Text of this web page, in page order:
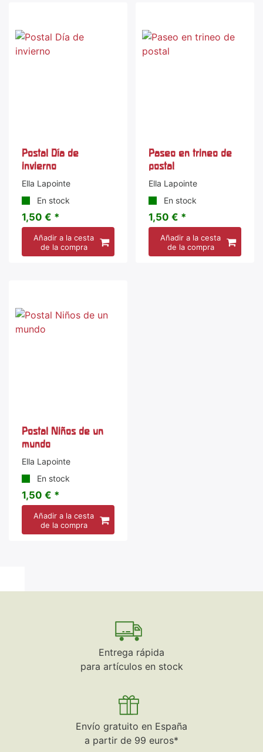
Postal Día de
invierno
Ella Lapointe
En stock
1,50 € *
Añadir a la cesta
de la compra
Paseo en trineo de
postal
Ella Lapointe
En stock
1,50 € *
Añadir a la cesta
de la compra
Postal Niños de un
mundo
Ella Lapointe
En stock
1,50 € *
Añadir a la cesta
de la compra
Entrega rápida
para artículos en stock
Envío gratuito en España
a partir de 99 euros*